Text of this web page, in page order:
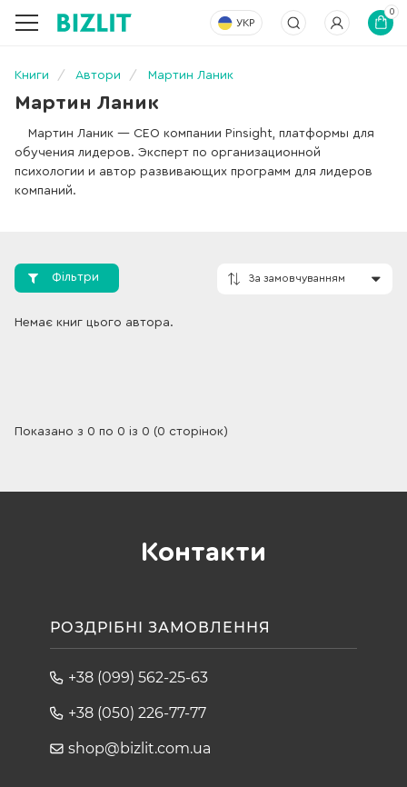
УКР
0
Книги Автори Мартин Ланик
Мартин Ланик
Мартин Ланик — CEO компании Pinsight, платформы для
обучения лидеров. Эксперт по организационной
психологии и автор развивающих программ для лидеров
компаний.
Фільтри
Немає книг цього автора.
Показано з 0 по 0 із 0 (0 сторінок)
Контакти
РОЗДРІБНІ ЗАМОВЛЕННЯ
+38 (099) 562-25-63
+38 (050) 226-77-77
shop@bizlit.com.ua